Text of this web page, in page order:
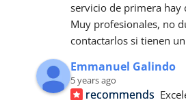
servicio de primera hay
Muy profesionales, no
contactarlos si tienen un
Emmanuel Galindo
5 years ago
recommends